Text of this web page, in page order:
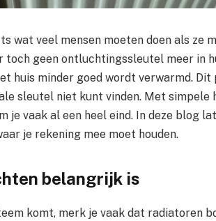
wat veel mensen moeten doen als ze
toch geen ontluchtingssleutel meer in
huis minder goed wordt verwarmd. Dit
sleutel niet kunt vinden. Met simpele
je vaak al een heel eind. In deze blog
je rekening mee moet houden.
belangrijk is
komt, merk je vaak dat radiatoren